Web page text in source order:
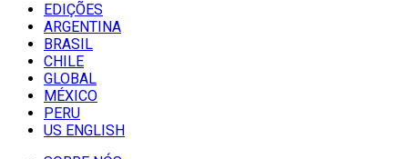
EDIÇÕES
ARGENTINA
BRASIL
CHILE
GLOBAL
MÉXICO
PERU
US ENGLISH